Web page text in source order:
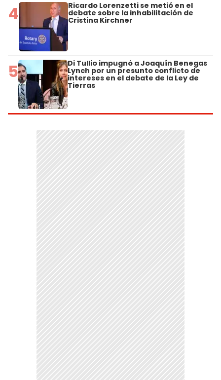
4 Ricardo Lorenzetti se metió en el
debate sobre la inhabilitación de
Cristina Kirchner
5 Di Tullio impugnó a Joaquín Benegas
Lynch por un presunto conflicto de
intereses en el debate de la Ley de
Tierras